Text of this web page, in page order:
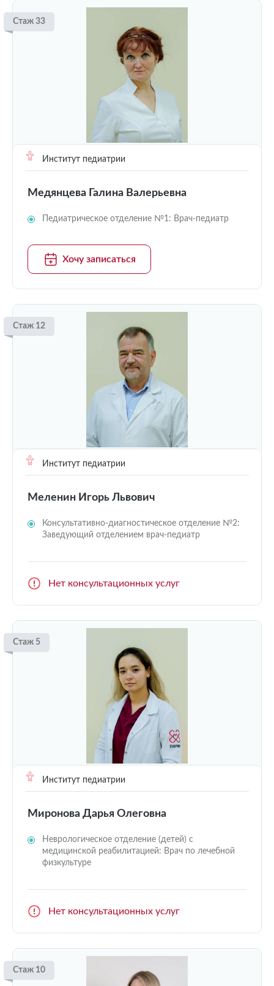
Стаж 33
Институт педиатрии
Медянцева Галина Валерьевна
Педиатрическое отделение №1: Врач-педиатр
Хочу записаться
Стаж 12
Институт педиатрии
Меленин Игорь Львович
Консультативно-диагностическое отделение №2:
Заведующий отделением врач-педиатр
Нет консультационных услуг
Стаж 5
Институт педиатрии
Миронова Дарья Олеговна
Неврологическое отделение (детей) с
медицинской реабилитацией: Врач по лечебной
физкультуре
Нет консультационных услуг
Стаж 10